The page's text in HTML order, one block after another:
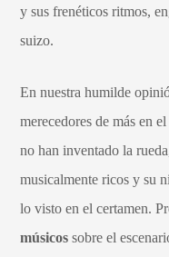
y sus frenéticos ritmos,
suizo.
En nuestra humilde
merecedores de más en
no han inventado la
musicalmente ricos y su
lo visto en el certamen.
músicos sobre el